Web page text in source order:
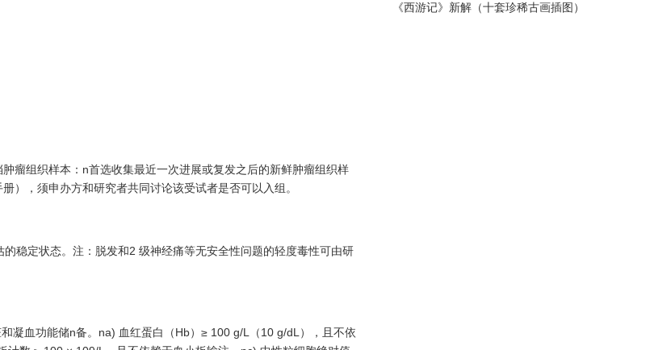
组织样本：n首选收集最近一次进展或复发之后的新鲜肿瘤组织样
），须申办方和研究者共同讨论该受试者是否可以入组。
定状态。注：脱发和2 级神经痛等无安全性问题的轻度毒性可由研
血功能储n备。na) 血红蛋白（Hb）≥ 100 g/L（10 g/dL），且不依
《西游记》新解（十套珍稀古画插图）